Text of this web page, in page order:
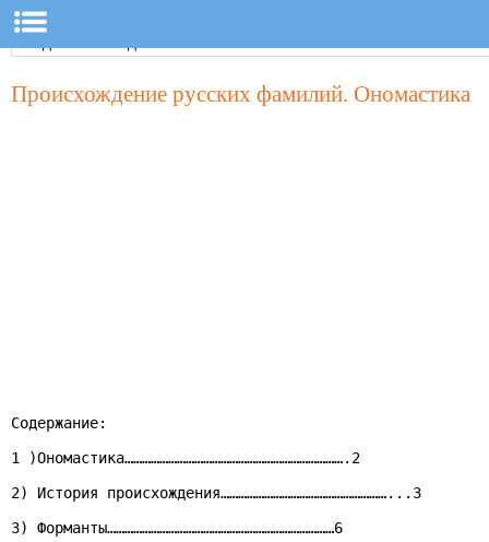
Происхождение русских фамилий. Ономастика
Содержание:
1 )Ономастика………………………………………………………………….2
2) История происхождения…………………………………………………...3
3) Форманты……………………………………………………………………6